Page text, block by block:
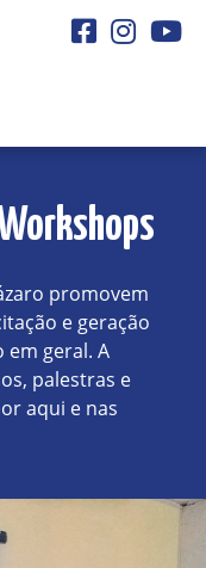
Facebook
promovem
e geração
em geral. A
palestras e
aqui e nas